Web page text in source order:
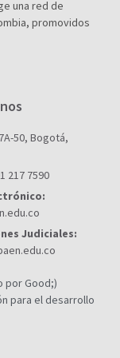
una red de
promovidos
50, Bogotá,
217 7590
Judiciales:
por Good;)
para el desarrollo